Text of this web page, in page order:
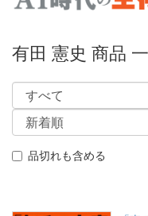
有田 憲史 商品
品切れも含める